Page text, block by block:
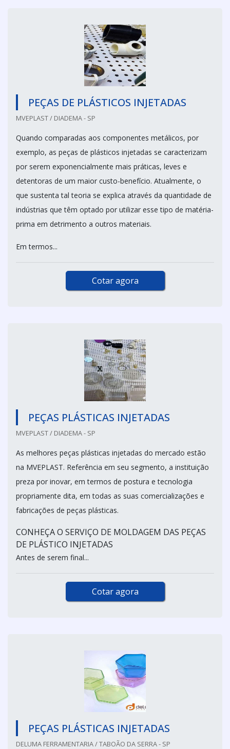
PEÇAS DE PLÁSTICOS INJETADAS
MVEPLAST / DIADEMA - SP
Quando comparadas aos componentes metálicos, por
exemplo, as peças de plásticos injetadas se caracterizam
por serem exponencialmente mais práticas, leves e
detentoras de um maior custo-benefício. Atualmente, o
que sustenta tal teoria se explica através da quantidade de
indústrias que têm optado por utilizar esse tipo de matéria-
prima em detrimento a outros materiais.
Em termos...
Cotar agora
PEÇAS PLÁSTICAS INJETADAS
MVEPLAST / DIADEMA - SP
As melhores peças plásticas injetadas do mercado estão
na MVEPLAST. Referência em seu segmento, a instituição
preza por inovar, em termos de postura e tecnologia
propriamente dita, em todas as suas comercializações e
fabricações de peças plásticas.
CONHEÇA O SERVIÇO DE MOLDAGEM DAS PEÇAS
DE PLÁSTICO INJETADAS
Antes de serem final...
Cotar agora
PEÇAS PLÁSTICAS INJETADAS
DELUMA FERRAMENTARIA / TABOÃO DA SERRA - SP